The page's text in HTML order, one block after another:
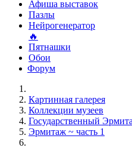
Афиша выставок
Пазлы
Нейрогенератор
🔥
Пятнашки
Обои
Форум
Картинная галерея
Коллекции музеев
Государственный
Эрмитаж ~ часть 1